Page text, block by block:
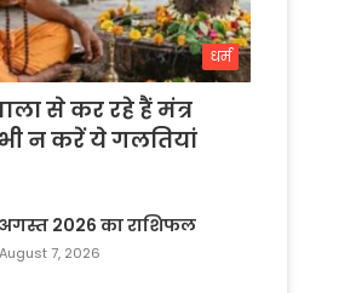
धर्म
से कर रहे हैं मंत्र
न करें ये गलतियां
2026 का राशिफल
August 7, 2026